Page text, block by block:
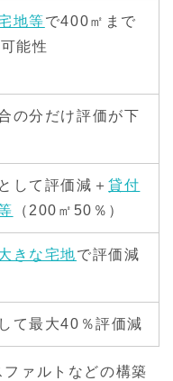
地等で400㎡まで
能性
の分だけ評価が下
として評価減＋貸付
（200㎡50％）
きな宅地で評価減
て最大40％評価減
ァルトなどの構築